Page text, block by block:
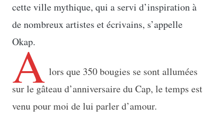
cette ville mythique, qui a servi d’inspiration à
de nombreux artistes et écrivains, s’appelle
Okap.
A lors que 350 bougies se sont allumées
sur le gâteau d’anniversaire du Cap, le temps est
venu pour moi de lui parler d’amour.